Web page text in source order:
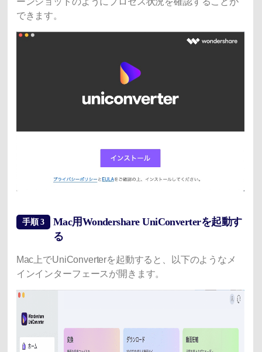
できます。
手順 3
Mac用Wondershare UniConverterを起動す
る
Mac上でUniConverterを起動すると、以下のようなメ
インインターフェースが開きます。